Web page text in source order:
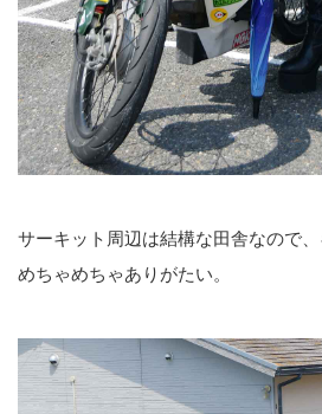
サーキット周辺は結構な田舎なので
めちゃめちゃありがたい。